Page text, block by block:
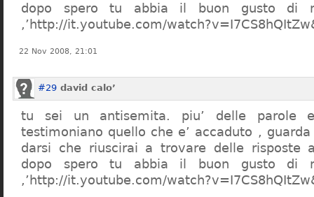
dopo spero tu abbia il buon gusto di
,’http://it.youtube.com/
22 Nov 2008, 21:01
#29 david calo’
tu sei un antisemita. piu’ delle parole
testimoniano quello che e’ accaduto , guarda
darsi che riuscirai a trovare delle risposte
dopo spero tu abbia il buon gusto di
,’http://it.youtube.com/